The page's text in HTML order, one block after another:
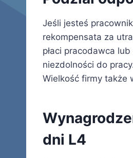
Jeśli jesteś
rekompensata za
płaci pracodawca
niezdolności do
Wielkość firmy także
dni L4